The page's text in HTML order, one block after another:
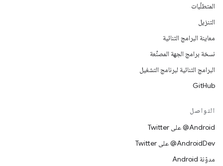
المتطلّبات
التنزيل
معاينة البرامج الثنائية
نسخة برامج الجهة المصنِّعة
البرامج الثنائية لبرنامج التشغيل
GitHub
التواصل
‎@Android على Twitter
‎@AndroidDev على Twitter
مدوّنة Android